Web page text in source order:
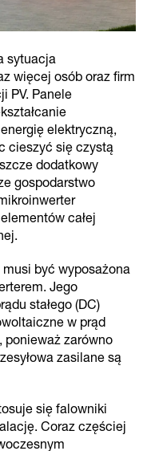
sytuacja
więcej osób oraz firm
PV. Panele
elektryczną,
cieszyć się czystą
dodatkowy
gospodarstwo
całej
być wyposażona
Jego
stałego (DC)
w prąd
ponieważ zarówno
zasilane są
się falowniki
Coraz częściej